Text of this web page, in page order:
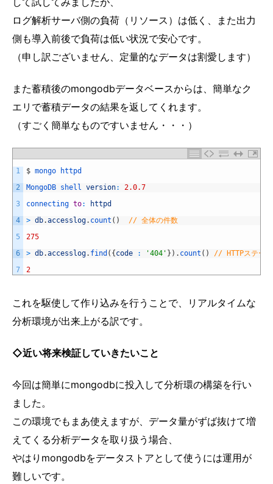
ログ解析サーバ側の負荷（リソース）は低く、また出力
側も導入前後で負荷は低い状況で安心です。
（申し訳ございません、定量的なデータは割愛します）
また蓄積後のmongodbデータベースからは、簡単なク
エリで蓄積データの結果を返してくれます。
（すごく簡単なものですいません・・・）
1
2
3
4
5
6
7
$ mongo
httpd
MongoDB shell version:
2.0.7
connecting to:
httpd
> db.accesslog. count ( )
// 全体の件数
275
> db.accesslog. find ( {code : '404' } ) . count ( )
// HTTPステー
2
これを駆使して作り込みを行うことで、リアルタイムな
分析環境が出来上がる訳です。
◇近い将来検証していきたいこと
今回は簡単にmongodbに投入して分析環の構築を行い
ました。
この環境でもまあ使えますが、データ量がずば抜けて増
えてくる分析データを取り扱う場合、
やはりmongodbをデータストアとして使うには運用が
難しいです。